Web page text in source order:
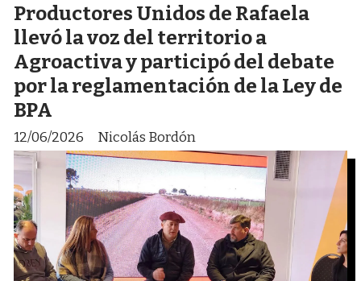
Productores Unidos de Rafaela
llevó la voz del territorio a
Agroactiva y participó del debate
por la reglamentación de la Ley de
BPA
Nicolás Bordón
12/06/2026